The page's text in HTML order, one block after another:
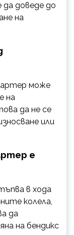
доведе до
на
може
на
да не се
или
е
в хода
колела,
да
на бендикс